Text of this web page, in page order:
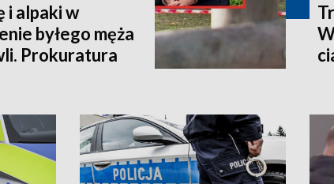
i alpaki w
byłego męża
Prokuratura